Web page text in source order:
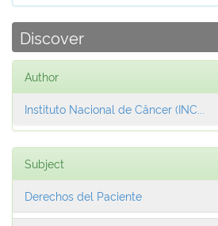
Discover
Author
Instituto Nacional de Câncer (INC...
Subject
Derechos del Paciente